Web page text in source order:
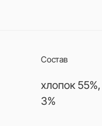
Состав
хлопок
3%